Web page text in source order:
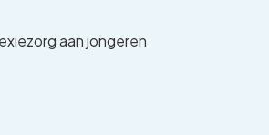
aan jongeren